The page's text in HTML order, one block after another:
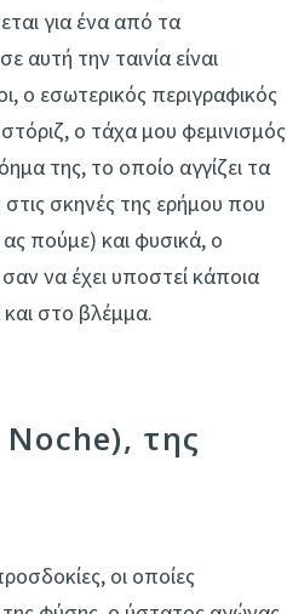
για ένα από τα
την ταινία είναι
ο εσωτερικός περιγραφικός
ο τάχα μου φεμινισμός
της, το οποίο αγγίζει τα
σκηνές της ερήμου που
πούμε) και φυσικά, ο
σαν να έχει υποστεί κάποια
στο βλέμμα.
της
οι οποίες